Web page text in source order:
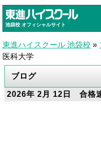
池袋校 オフィシャルサイト
東進ハイスクール 池袋校 »
医科大学
ブログ
2026年 2月 12日 合格